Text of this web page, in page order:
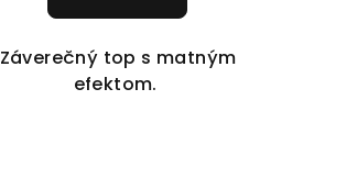
Záverečný top s matným
efektom.